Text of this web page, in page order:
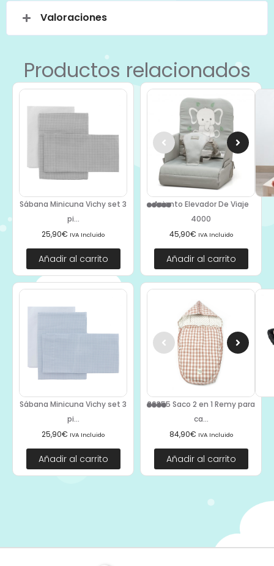
Valoraciones
Productos relacionados
Sábana Minicuna Vichy set 3
pi...
25,90€ IVA Incluido
Añadir al carrito
Asiento Elevador De Viaje
4000
45,90€ IVA Incluido
Añadir al carrito
Sábana Minicuna Vichy set 3
pi...
25,90€ IVA Incluido
Añadir al carrito
36355 Saco 2 en 1 Remy para
ca...
84,90€ IVA Incluido
Añadir al carrito